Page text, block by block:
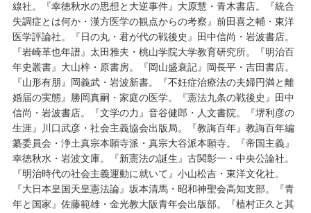
線社。『幸徳秋水の思想と大逆事件』大原慧・青木書店。『統合
失調症とは何か・漢方医学の観点からの考察』前田喜之輔・東洋
医学評論社。『日の丸・君が代の戦後史』田中信尚・岩波書店。
『岩崎革也年譜』太田雅夫・桃山学院大学教育研究所。『明治百
年史叢書』大山梓・原書房。『岡山盛衰記』岡長平・吉田書店。
『山形有朋』岡義武・岩波新書。『不妊症治療法の夫婦円満と離
婚届の実態』勝岡真嗣・家庭の医学。『憲法九条の戦後史』田中
信尚・岩波書店。『文学の力』音谷健郎・人文書院。『堺利彦の
生涯』川口武彦・社会主義協会出版局。『教誨百年』教誨百年編
纂委員会・浄土真宗本願寺派・真宗大谷派本願寺。『帝国主義』
幸徳秋水・岩波文庫。『新憲法の誕生』古関彰一・中央公論社。
『明治時代の社会主義運動に就いて』小山松吉・東洋文化社。
『大日本皇国天皇憲法論』坂本清馬・昭和神聖会高知支部。『青
年と国家』佐藤範雄・金光教大阪青年会出版部。『植村正久と其